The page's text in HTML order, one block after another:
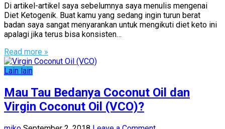
Di artikel-artikel saya sebelumnya saya menulis mengenai
Diet Ketogenik. Buat kamu yang sedang ingin turun berat
badan saya sangat menyarankan untuk mengikuti diet keto ini
apalagi jika terus bisa konsisten…
Read more »
Lain lain
Mau Tau Bedanya Coconut Oil dan
Virgin Coconut Oil (VCO)?